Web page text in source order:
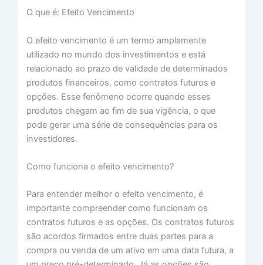
O que é: Efeito Vencimento
O efeito vencimento é um termo amplamente
utilizado no mundo dos investimentos e está
relacionado ao prazo de validade de determinados
produtos financeiros, como contratos futuros e
opções. Esse fenômeno ocorre quando esses
produtos chegam ao fim de sua vigência, o que
pode gerar uma série de consequências para os
investidores.
Como funciona o efeito vencimento?
Para entender melhor o efeito vencimento, é
importante compreender como funcionam os
contratos futuros e as opções. Os contratos futuros
são acordos firmados entre duas partes para a
compra ou venda de um ativo em uma data futura, a